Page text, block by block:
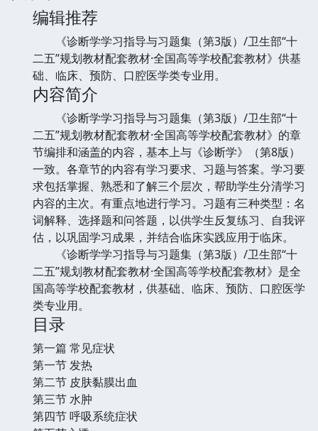
编辑推荐
《诊断学学习指导与习题集（第3版）/卫生部“十
二五”规划教材配套教材·全国高等学校配套教材》供基
础、临床、预防、口腔医学类专业用。
内容简介
《诊断学学习指导与习题集（第3版）/卫生部“十
二五”规划教材配套教材·全国高等学校配套教材》的章
节编排和涵盖的内容，基本上与《诊断学》（第8版）
一致。各章节的内容有学习要求、习题与答案。学习要
求包括掌握、熟悉和了解三个层次，帮助学生分清学习
内容的主次。有重点地进行学习。习题有三种类型：名
词解释、选择题和问答题，以供学生反复练习、自我评
估，以巩固学习成果，并结合临床实践应用于临床。
《诊断学学习指导与习题集（第3版）/卫生部“十
二五”规划教材配套教材·全国高等学校配套教材》是全
国高等学校配套教材，供基础、临床、预防、口腔医学
类专业用。
目录
第一篇 常见症状
第一节 发热
第二节 皮肤黏膜出血
第三节 水肿
第四节 呼吸系统症状